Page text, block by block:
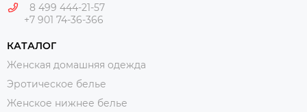
8 499 444-21-57
+7 901 74-36-366
КАТАЛОГ
Женская домашняя одежда
Эротическое белье
Женское нижнее белье